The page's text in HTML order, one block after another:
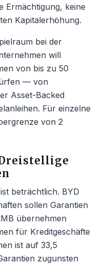
Ermächtigung, keine
Kapitalerhöhung.
bei der
will
von bis zu 50
— von
Asset-Backed
Für einzelne
von 2
beträchtlich. BYD
sollen Garantien
übernehmen
für Kreditgeschäfte
ist auf 33,5
zugunsten